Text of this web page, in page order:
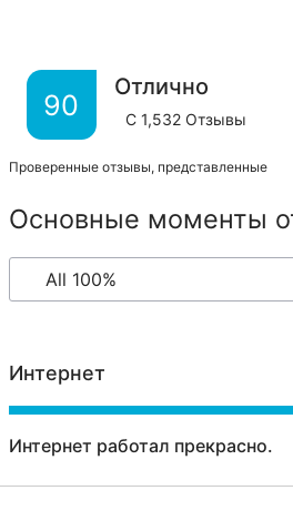
90
Отлично
С 1,532 Отзывы
Проверенные отзывы, представленные
Основные моменты
Интернет
Интернет работал прекрасно.